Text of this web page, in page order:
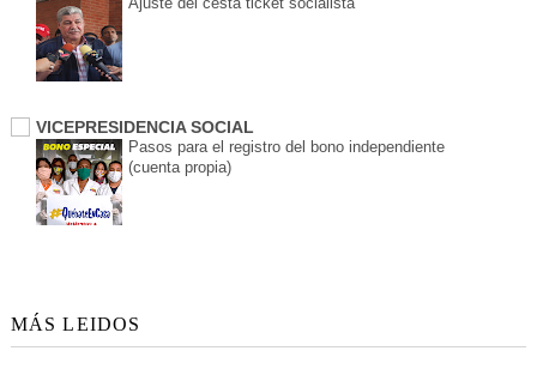
VICEPRESIDENCIA SOCIAL
Pasos para el registro del bono independiente
(cuenta propia)
MÁS LEIDOS